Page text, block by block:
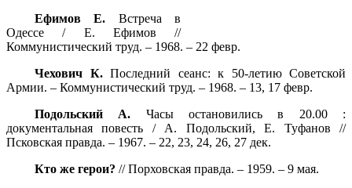
Ефимов Е. Встреча в
Одессе / Е. Ефимов //
Коммунистический труд. – 1968. – 22 февр.
Чехович К. Последний сеанс: к 50-летию Советской
Армии. – Коммунистический труд. – 1968. – 13, 17 февр.
Подольский А. Часы остановились в 20.00 :
документальная повесть / А. Подольский, Е. Туфанов //
Псковская правда. – 1967. – 22, 23, 24, 26, 27 дек.
Кто же герои? // Порховская правда. – 1959. – 9 мая.